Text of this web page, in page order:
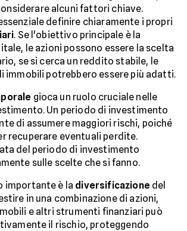
alcuni fattori chiave.
definire chiaramente i propri
. Se l'obiettivo principale è la
le azioni possono essere la scelta
se si cerca un reddito stabile, le
immobili potrebbero essere più adatti.
gioca un ruolo cruciale nelle
Un periodo di investimento
di assumere maggiori rischi, poiché
recuperare eventuali perdite.
del periodo di investimento
sulle scelte che si fanno.
importante è la diversificazione del
in una combinazione di azioni,
e altri strumenti finanziari può
il rischio, proteggendo